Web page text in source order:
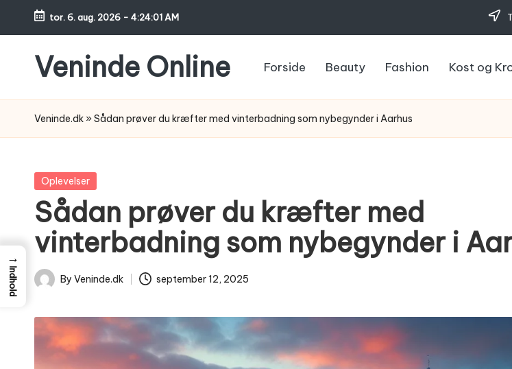
Skip
content
tor. 6. aug. 2026 - 4:24:02 AM
Veninde Online
venindesnak
bliver
inspiration
Forside Beauty Fashion Kost og
Veninde.dk » Sådan prøver du kræfter med vinterbadning som nybegynder i Aarhus
Posted
Oplevelser
Sådan prøver du kræfter med
vinterbadning som nybegynder i
Posted
By Veninde.dk september 12, 2025
→
Indhold